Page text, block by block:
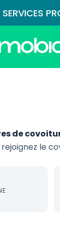
SERVICES
de
le